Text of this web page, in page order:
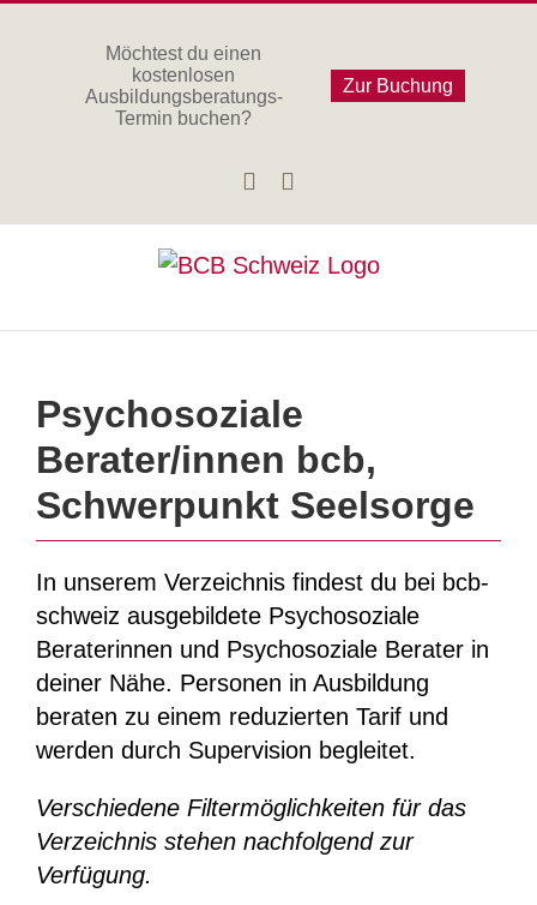
Möchtest du einen
kostenlosen
Ausbildungsberatungs-
Termin buchen?
Zur Buchung
Facebook
Psychosoziale
Berater/innen bcb,
Schwerpunkt Seelsorge
In unserem Verzeichnis findest du bei bcb-
schweiz ausgebildete Psychosoziale
Beraterinnen und Psychosoziale Berater in
deiner Nähe. Personen in Ausbildung
beraten zu einem reduzierten Tarif und
werden durch Supervision begleitet.
Verschiedene Filtermöglichkeiten für das
Verzeichnis stehen nachfolgend zur
Verfügung.